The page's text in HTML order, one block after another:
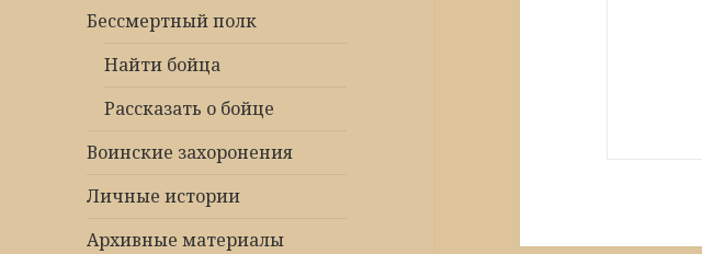
Бессмертный полк
Найти бойца
Рассказать о бойце
Воинские захоронения
Личные истории
Архивные материалы